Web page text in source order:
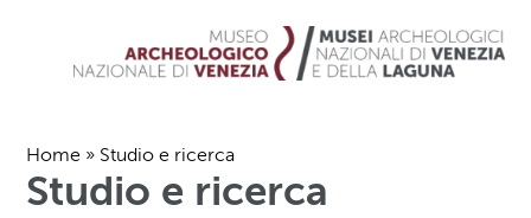
Home » Studio e ricerca
Studio e ricerca